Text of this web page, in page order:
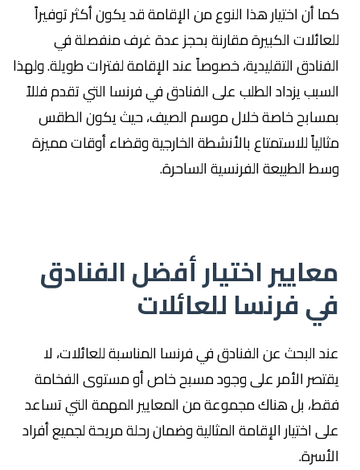
كما أن اختيار هذا النوع من الإقامة قد يكون أكثر توفيراً
للعائلات الكبيرة مقارنة بحجز عدة غرف منفصلة في
الفنادق التقليدية، خصوصاً عند الإقامة لفترات طويلة. ولهذا
السبب يزداد الطلب على الفنادق في فرنسا التي تقدم فللاً
بمسابح خاصة خلال موسم الصيف، حيث يكون الطقس
مثالياً للاستمتاع بالأنشطة الخارجية وقضاء أوقات مميزة
وسط الطبيعة الفرنسية الساحرة.
معايير اختيار أفضل الفنادق
في فرنسا للعائلات
عند البحث عن الفنادق في فرنسا المناسبة للعائلات، لا
يقتصر الأمر على وجود مسبح خاص أو مستوى الفخامة
فقط، بل هناك مجموعة من المعايير المهمة التي تساعد
على اختيار الإقامة المثالية وضمان رحلة مريحة لجميع أفراد
الأسرة.